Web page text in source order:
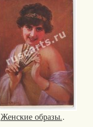
Женские образы..